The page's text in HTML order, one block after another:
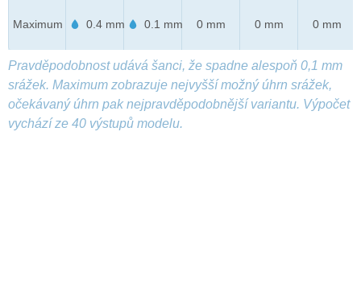
Maximum 0.4 mm 0.1 mm 0 mm 0 mm 0 mm
Pravděpodobnost udává šanci, že spadne alespoň 0,1 mm
srážek. Maximum zobrazuje nejvyšší možný úhrn srážek,
očekávaný úhrn pak nejpravděpodobnější variantu. Výpočet
vychází ze 40 výstupů modelu.